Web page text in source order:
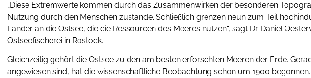
„Diese Extremwerte kommen durch das Zusammenwirken der besonderen
Nutzung durch den Menschen zustande. Schließlich grenzen neun zum Teil
Länder an die Ostsee, die die Ressourcen des Meeres nutzen“, sagt Dr. Daniel
Ostseefischerei in Rostock.
Gleichzeitig gehört die Ostsee zu den am besten erforschten Meeren der Erde.
angewiesen sind, hat die wissenschaftliche Beobachtung schon um 1900